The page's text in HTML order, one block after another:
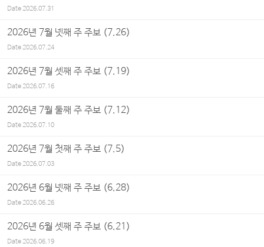
Date2026.07.31
2026년 7월 넷째 주 주보 (7.26)
Date2026.07.24
2026년 7월 셋째 주 주보 (7.19)
Date2026.07.16
2026년 7월 둘째 주 주보 (7.12)
Date2026.07.10
2026년 7월 첫째 주 주보 (7.5)
Date2026.07.03
2026년 6월 넷째 주 주보 (6.28)
Date2026.06.26
2026년 6월 셋째 주 주보 (6.21)
Date2026.06.19